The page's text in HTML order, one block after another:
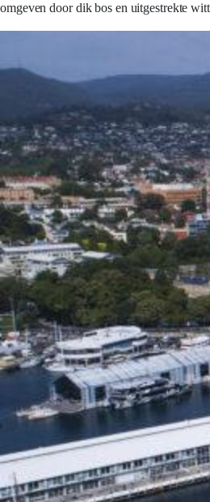
omgeven door dik bos en uitgestrekte